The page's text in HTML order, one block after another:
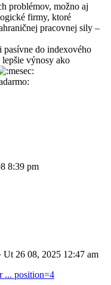
problémov, možno aj
firmy, ktoré
pracovnej sily –
do indexového
výnosy ako
8:39 pm
Ut 26 08, 2025 12:47 am
... position=4